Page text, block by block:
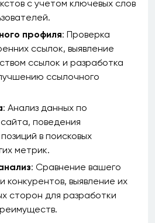
с учетом ключевых слов
профиля: Проверка
ссылок, выявление
ссылок и разработка
ссылочного
: Анализ данных по
поведения
в поисковых
метрик.
: Сравнение вашего
конкурентов, выявление их
сторон для разработки